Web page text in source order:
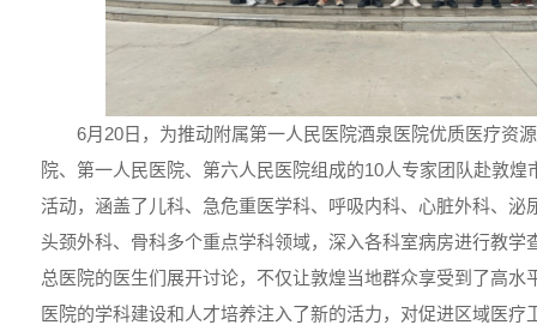
6月20日，为推动附属第一人民医院酒泉医院优质医疗资
院、第一人民医院、第六人民医院组成的10人专家团队赴敦
活动，涵盖了儿科、急危重医学科、呼吸内科、心脏外科、泌
头颈外科、骨科多个重点学科领域，深入各科室病房进行教学
总医院的医生们展开讨论，不仅让敦煌当地群众享受到了高水
医院的学科建设和人才培养注入了新的活力，对促进区域医疗